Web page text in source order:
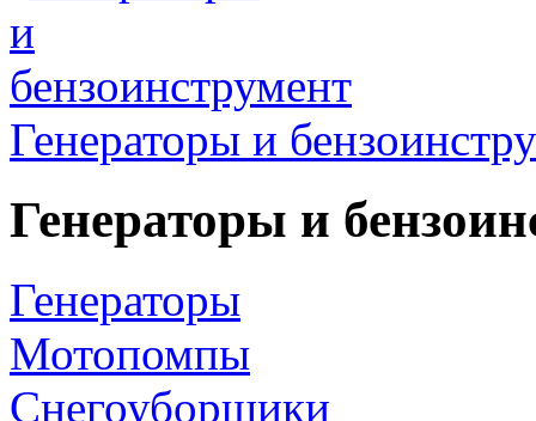
Генераторы и
Генераторы и
Генераторы
Мотопомпы
Снегоуборщики